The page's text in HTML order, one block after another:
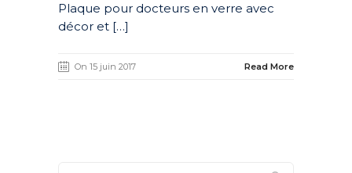
Plaque pour docteurs en verre avec
décor et […]
On 15 juin 2017 Read More